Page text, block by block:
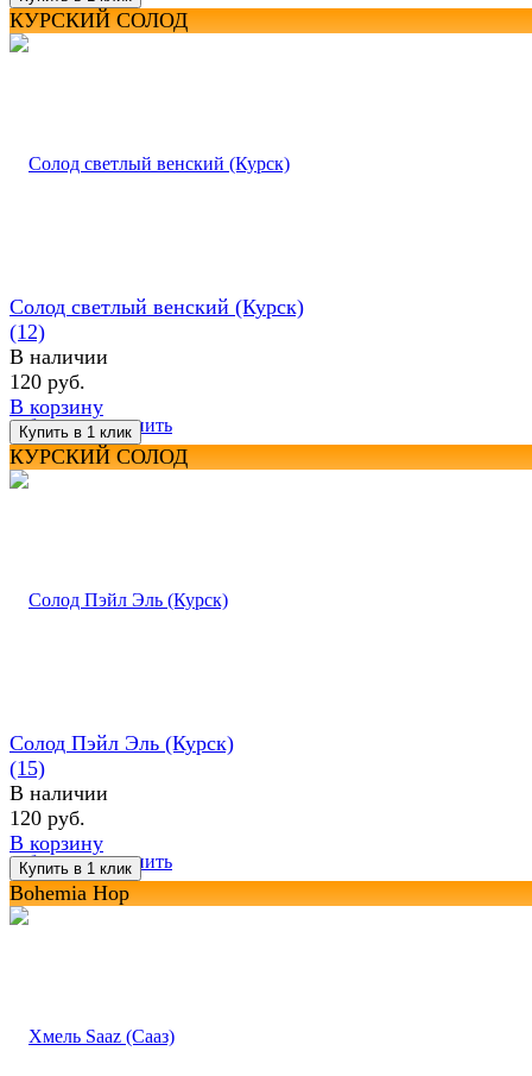
КУРСКИЙ СОЛОД
избранное сравнить
Солод светлый венский (Курск)
(12)
В наличии
120 руб.
В корзину
КУРСКИЙ СОЛОД
избранное сравнить
Солод Пэйл Эль (Курск)
(15)
В наличии
120 руб.
В корзину
Bohemia Hop